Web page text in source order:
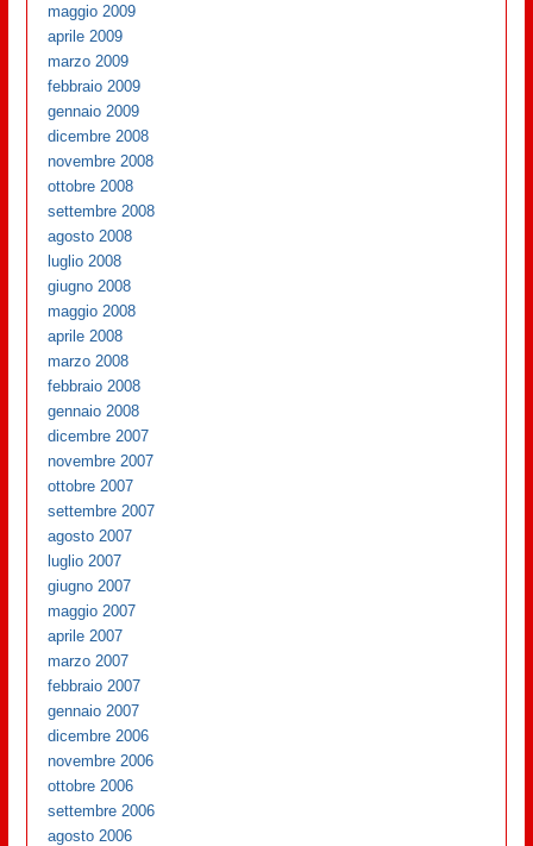
maggio 2009
aprile 2009
marzo 2009
febbraio 2009
gennaio 2009
dicembre 2008
novembre 2008
ottobre 2008
settembre 2008
agosto 2008
luglio 2008
giugno 2008
maggio 2008
aprile 2008
marzo 2008
febbraio 2008
gennaio 2008
dicembre 2007
novembre 2007
ottobre 2007
settembre 2007
agosto 2007
luglio 2007
giugno 2007
maggio 2007
aprile 2007
marzo 2007
febbraio 2007
gennaio 2007
dicembre 2006
novembre 2006
ottobre 2006
settembre 2006
agosto 2006